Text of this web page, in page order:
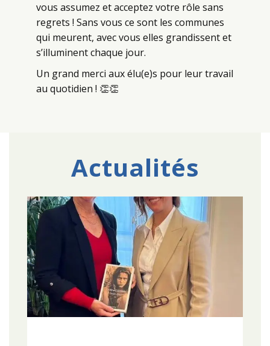
vous assumez et acceptez votre rôle sans
regrets ! Sans vous ce sont les communes
qui meurent, avec vous elles grandissent et
s’illuminent chaque jour.
Un grand merci aux élu(e)s pour leur travail
au quotidien ! 👏👏
Actualités